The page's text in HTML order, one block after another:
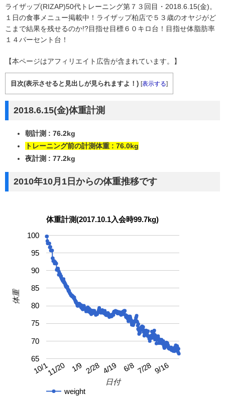
ライザップ(RIZAP)50代トレーニング第７３回目・2018.6.15(金)。
１日の食事メニュー掲載中！ライザップ柏店で５３歳のオヤジがど
こまで結果を残せるのか!?目指せ目標６０キロ台！目指せ体脂肪率
１４パーセント台！
【本ページはアフィリエイト広告が含まれています。】
目次(表示させると見出しが見られますよ！) [表示する]
2018.6.15(金)体重計測
朝計測 : 76.2kg
トレーニング前の計測体重 : 76.0kg
夜計測 : 77.2kg
2010年10月1日からの体重推移です
体重計測(2017.10.1入会時99.7kg)
weight
10/111/20 1/9 2/28 4/19 6/8 7/28 9/16
65
70
75
80
85
90
95
100
日付
体重